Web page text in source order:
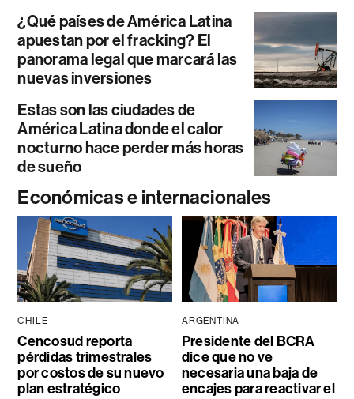
¿Qué países de América Latina
apuestan por el fracking? El
panorama legal que marcará las
nuevas inversiones
Estas son las ciudades de
América Latina donde el calor
nocturno hace perder más horas
de sueño
Económicas e internacionales
CHILE
Cencosud reporta
pérdidas trimestrales
por costos de su nuevo
plan estratégico
ARGENTINA
Presidente del BCRA
dice que no ve
necesaria una baja de
encajes para reactivar el